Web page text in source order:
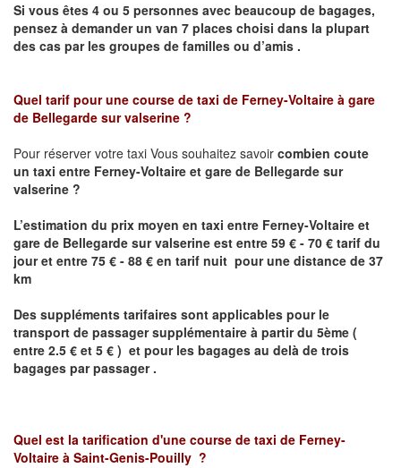
Si vous êtes 4 ou 5 personnes avec beaucoup de bagages,
pensez à demander un van 7 places choisi dans la plupart
des cas par les groupes de familles ou d’amis .
Quel tarif pour une course de taxi de Ferney-Voltaire à gare
de Bellegarde sur valserine ?
Pour réserver votre taxi Vous souhaitez savoir combien coute
un taxi entre Ferney-Voltaire et gare de Bellegarde sur
valserine ?
L’estimation du prix moyen en taxi entre Ferney-Voltaire et
gare de Bellegarde sur valserine est entre 59 € - 70 € tarif du
jour et entre 75 € - 88 € en tarif nuit pour une distance de 37
km
Des suppléments tarifaires sont applicables pour le
transport de passager supplémentaire à partir du 5ème (
entre 2.5 € et 5 € ) et pour les bagages au delà de trois
bagages par passager .
Quel est la tarification d'une course de taxi de Ferney-
Voltaire à Saint-Genis-Pouilly ?